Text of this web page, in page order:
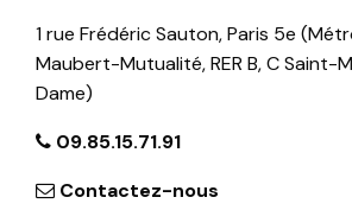
1 rue Frédéric Sauton, Paris 5e
Maubert-Mutualité, RER B, C Saint-
Dame)
09.85.15.71.91
Contactez-nous